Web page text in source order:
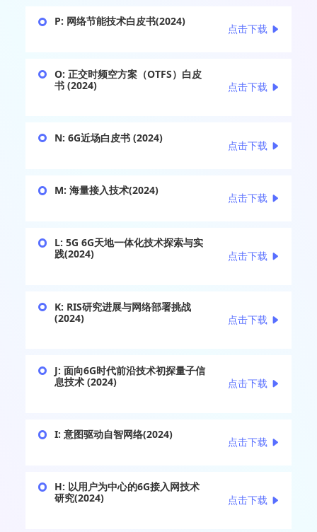
P: 网络节能技术白皮书(2024)
点击下载
O: 正交时频空方案（OTFS）白皮
书 (2024)
点击下载
N: 6G近场白皮书 (2024)
点击下载
M: 海量接入技术(2024)
点击下载
L: 5G 6G天地一体化技术探索与实
践(2024)
点击下载
K: RIS研究进展与网络部署挑战
(2024)
点击下载
J: 面向6G时代前沿技术初探量子信
息技术 (2024)
点击下载
I: 意图驱动自智网络(2024)
点击下载
H: 以用户为中心的6G接入网技术
研究(2024)
点击下载